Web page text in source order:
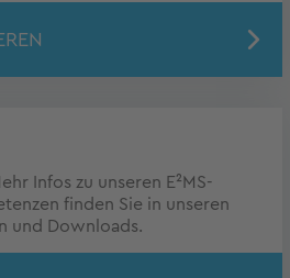
Infos zu unseren E²MS-
finden Sie in unseren
und Downloads.